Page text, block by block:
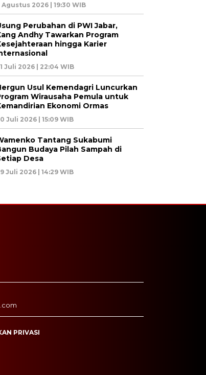
Agustus 2026 | 19:30 WIB
Perubahan di PWI Jabar,
Andhy Tawarkan Program
hingga Karier
Juli 2026 | 22:04 WIB
Usul Kemendagri Luncurkan
Wirausaha Pemula untuk
Ekonomi Ormas
Juli 2026 | 15:09 WIB
Tantang Sukabumi
Budaya Pilah Sampah di
Desa
Juli 2026 | 14:29 WIB
PRIVASI